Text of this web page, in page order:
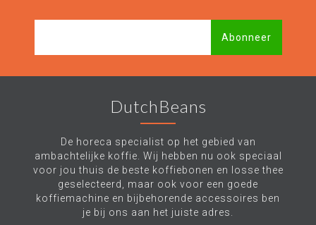
Abonneer
DutchBeans
De horeca specialist op het gebied van
ambachtelijke koffie. Wij hebben nu ook speciaal
voor jou thuis de beste koffiebonen en losse thee
geselecteerd, maar ook voor een goede
koffiemachine en bijbehorende accessoires ben
je bij ons aan het juiste adres.